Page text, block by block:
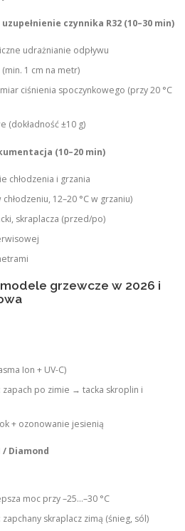
czynnika R32 (10–30 min)
udrażnianie odpływu
1 cm na metr)
ciśnienia spoczynkowego (przy 20 °C
(dokładność ±10 g)
(10–20 min)
chłodzenia i grzania
12–20 °C w grzaniu)
skraplacza (przed/po)
grzewcze w 2026 i
Ion + UV-C)
zapach po zimie → tacka skroplin i
+ ozonowanie jesienią
/ Diamond
moc przy –25…–30 °C
skraplacz zimą (śnieg, sól)